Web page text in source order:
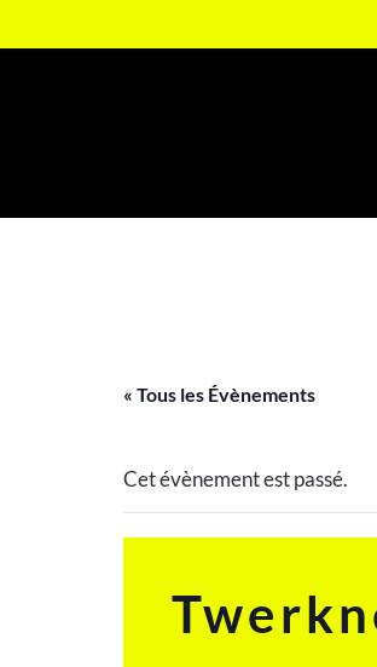
« Tous les Évènements
Cet évènement est passé.